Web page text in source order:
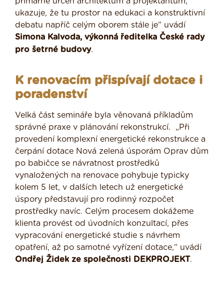
ukazuje, že tu prostor na edukaci a konstruktivní
debatu napříč celým oborem stále je“ uvádí
Simona Kalvoda, výkonná ředitelka České rady
pro šetrné budovy.
K renovacím přispívají dotace i
poradenství
Velká část semináře byla věnovaná příkladům
správné praxe v plánování rekonstrukcí. „Při
provedení komplexní energetické rekonstrukce a
čerpání dotace Nová zelená úsporám Oprav dům
po babičce se návratnost prostředků
vynaložených na renovace pohybuje typicky
kolem 5 let, v dalších letech už energetické
úspory představují pro rodinný rozpočet
prostředky navíc. Celým procesem dokážeme
klienta provést od úvodních konzultací, přes
vypracování energetické studie s návrhem
opatření, až po samotné vyřízení dotace,“ uvádí
Ondřej Židek ze společnosti DEKPROJEKT.